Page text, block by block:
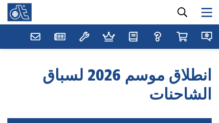
انطلاق موسم 2026 لسباق
الشاحنات